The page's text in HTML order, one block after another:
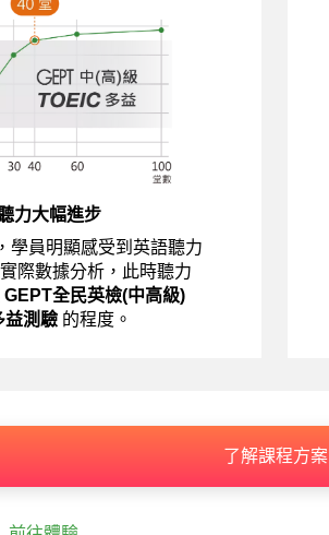
力大幅進步
學員明顯感受到英語聽力
際數據分析，此時聽力
GEPT全民英檢(中高級)
益測驗 的程度。
了解課程方案